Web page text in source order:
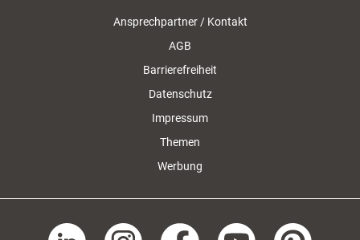
Ansprechpartner / Kontakt
AGB
Barrierefreiheit
Datenschutz
Impressum
Themen
Werbung